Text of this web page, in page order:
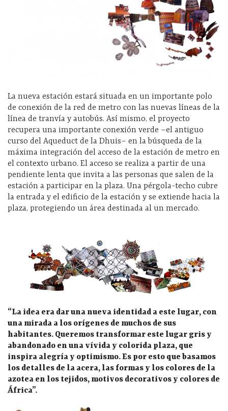
La nueva estación estará situada en un importante polo
de conexión de la red de metro con las nuevas líneas de la
línea de tranvía y autobús. Así mismo, el proyecto
recupera una importante conexión verde –el antiguo
curso del Aqueduct de la Dhuis– en la búsqueda de la
máxima integración del acceso de la estación de metro en
el contexto urbano. El acceso se realiza a partir de una
pendiente lenta que invita a las personas que salen de la
estación a participar en la plaza. Una pérgola-techo cubre
la entrada y el edificio de la estación y se extiende hacia la
plaza, protegiendo un área destinada al un mercado.
“La idea era dar una nueva identidad a este lugar, con
una mirada a los orígenes de muchos de sus
habitantes. Queremos transformar este lugar gris y
abandonado en una vívida y colorida plaza, que
inspira alegría y optimismo. Es por esto que basamos
los detalles de la acera, las formas y los colores de la
azotea en los tejidos, motivos decorativos y colores de
África”.